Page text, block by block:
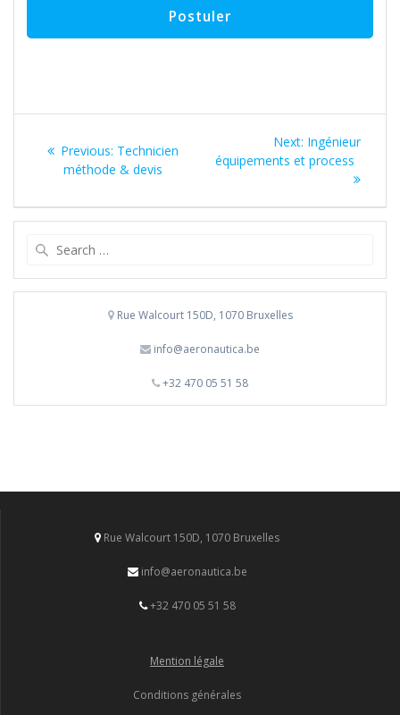
l’article
Previous: Previous
post:
Technicien
méthode & devis
Next: Next
post:
Ingénieur
équipements et process
Rue Walcourt 150D, 1070 Bruxelles
info@aeronautica.be
+32 470 05 51 58
Rue Walcourt 150D, 1070 Bruxelles
info@aeronautica.be
+32 470 05 51 58
Mention légale
Conditions générales